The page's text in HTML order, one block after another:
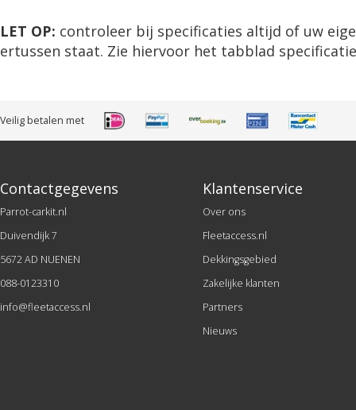
LET OP: controleer bij specificaties altijd of uw
ertussen staat. Zie hiervoor het tabblad
Veilig betalen met
Contactgegevens
Parrot-carkit.nl
Duivendijk 7
5672 AD NUENEN
088-0123310
info@fleetaccess.nl
Klantenservice
Over ons
Fleetaccess.nl
Dekkingsgebied
Zakelijke klanten
Partners
Nieuws